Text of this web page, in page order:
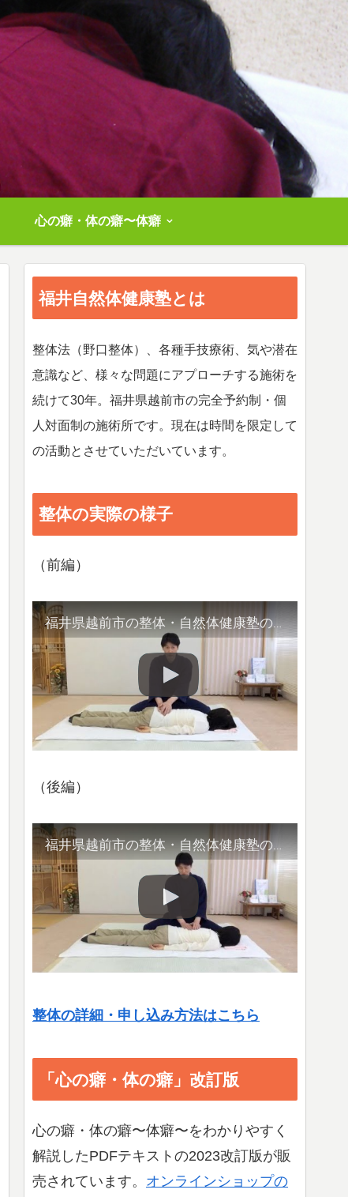
心の癖・体の癖〜体癖
福井自然体健康塾とは
整体法（野口整体）、各種手技療術、気や潜在
意識など、様々な問題にアプローチする施術を
続けて30年。福井県越前市の完全予約制・個
人対面制の施術所です。現在は時間を限定して
の活動とさせていただいています。
整体の実際の様子
（前編）
福井県越前市の整体・自然体健康塾の整体の様子（1）背骨の観察／骨盤他
（後編）
福井県越前市の整体・自然体健康塾の整体の様子（2）腹部や首など
整体の詳細・申し込み方法はこちら
「心の癖・体の癖」改訂版
心の癖・体の癖〜体癖〜をわかりやすく
解説したPDFテキストの2023改訂版が販
売されています。 オンラインショップの